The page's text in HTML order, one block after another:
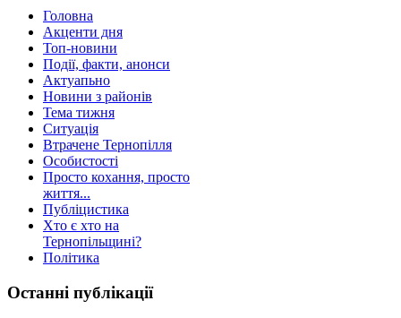
Головна
Акценти дня
Топ-новини
Події, факти, анонси
Актуапьно
Новини з районів
Тема тижня
Ситуація
Втрачене Тернопілля
Особистості
Просто кохання, просто
життя...
Публіцистика
Хто є хто на
Тернопільщині?
Політика
Останні публікації